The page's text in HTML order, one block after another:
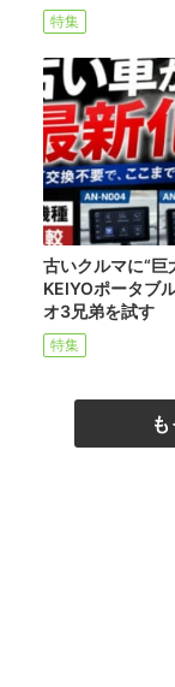
特集
古いクルマに“巨
KEIYOポータブ
オ3兄弟を試す
特集